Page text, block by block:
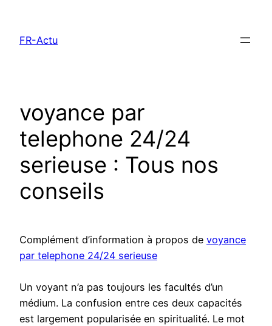
contenu
FR-Actu
voyance par
telephone 24/24
serieuse : Tous nos
conseils
Complément d’information à propos de voyance
par telephone 24/24 serieuse
Un voyant n’a pas toujours les facultés d’un
médium. La confusion entre ces deux capacités
est largement popularisée en spiritualité. Le mot